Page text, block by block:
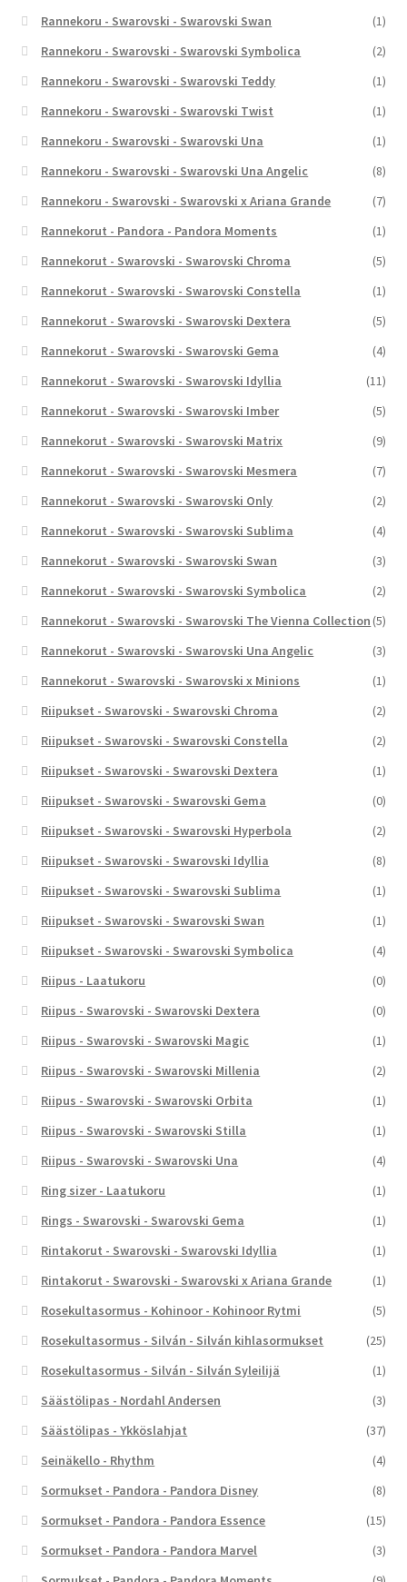
Rannekoru - Swarovski - Swarovski Swan
(1)
Rannekoru - Swarovski - Swarovski Symbolica
(2)
Rannekoru - Swarovski - Swarovski Teddy
(1)
Rannekoru - Swarovski - Swarovski Twist
(1)
Rannekoru - Swarovski - Swarovski Una
(1)
Rannekoru - Swarovski - Swarovski Una Angelic
(8)
Rannekoru - Swarovski - Swarovski x Ariana Grande
(7)
Rannekorut - Pandora - Pandora Moments
(1)
Rannekorut - Swarovski - Swarovski Chroma
(5)
Rannekorut - Swarovski - Swarovski Constella
(1)
Rannekorut - Swarovski - Swarovski Dextera
(5)
Rannekorut - Swarovski - Swarovski Gema
(4)
Rannekorut - Swarovski - Swarovski Idyllia
(11)
Rannekorut - Swarovski - Swarovski Imber
(5)
Rannekorut - Swarovski - Swarovski Matrix
(9)
Rannekorut - Swarovski - Swarovski Mesmera
(7)
Rannekorut - Swarovski - Swarovski Only
(2)
Rannekorut - Swarovski - Swarovski Sublima
(4)
Rannekorut - Swarovski - Swarovski Swan
(3)
Rannekorut - Swarovski - Swarovski Symbolica
(2)
Rannekorut - Swarovski - Swarovski The Vienna Collection (5)
Rannekorut - Swarovski - Swarovski Una Angelic
(3)
Rannekorut - Swarovski - Swarovski x Minions
(1)
Riipukset - Swarovski - Swarovski Chroma
(2)
Riipukset - Swarovski - Swarovski Constella
(2)
Riipukset - Swarovski - Swarovski Dextera
(1)
Riipukset - Swarovski - Swarovski Gema
(0)
Riipukset - Swarovski - Swarovski Hyperbola
(2)
Riipukset - Swarovski - Swarovski Idyllia
(8)
Riipukset - Swarovski - Swarovski Sublima
(1)
Riipukset - Swarovski - Swarovski Swan
(1)
Riipukset - Swarovski - Swarovski Symbolica
(4)
Riipus - Laatukoru
(0)
Riipus - Swarovski - Swarovski Dextera
(0)
Riipus - Swarovski - Swarovski Magic
(1)
Riipus - Swarovski - Swarovski Millenia
(2)
Riipus - Swarovski - Swarovski Orbita
(1)
Riipus - Swarovski - Swarovski Stilla
(1)
Riipus - Swarovski - Swarovski Una
(4)
Ring sizer - Laatukoru
(1)
Rings - Swarovski - Swarovski Gema
(1)
Rintakorut - Swarovski - Swarovski Idyllia
(1)
Rintakorut - Swarovski - Swarovski x Ariana Grande
(1)
Rosekultasormus - Kohinoor - Kohinoor Rytmi
(5)
Rosekultasormus - Silván - Silván kihlasormukset
(25)
Rosekultasormus - Silván - Silván Syleilijä
(1)
Säästölipas - Nordahl Andersen
(3)
Säästölipas - Ykköslahjat
(37)
Seinäkello - Rhythm
(4)
Sormukset - Pandora - Pandora Disney
(8)
Sormukset - Pandora - Pandora Essence
(15)
Sormukset - Pandora - Pandora Marvel
(3)